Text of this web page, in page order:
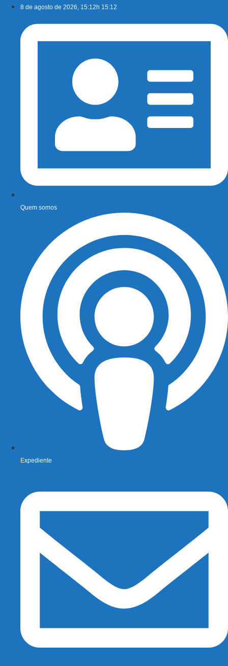
conteúdo
8 de agosto de 2026, 15:12h 15:12
Quem somos
Expediente